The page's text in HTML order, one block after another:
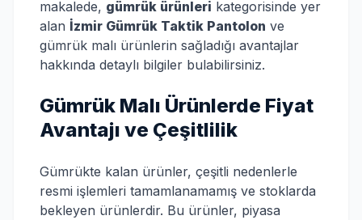
makalede, gümrük ürünleri kategorisinde yer
alan İzmir Gümrük Taktik Pantolon ve
gümrük malı ürünlerin sağladığı avantajlar
hakkında detaylı bilgiler bulabilirsiniz.
Gümrük Malı Ürünlerde Fiyat
Avantajı ve Çeşitlilik
Gümrükte kalan ürünler, çeşitli nedenlerle
resmi işlemleri tamamlanamamış ve stoklarda
bekleyen ürünlerdir. Bu ürünler, piyasa